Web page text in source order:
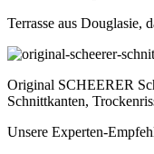
Terrasse aus Douglasie,
Original SCHEERER
Schnittkanten,
Unsere Experten-